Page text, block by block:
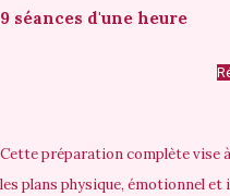
9 séances d'une heure
Cette préparation complète vise
les plans physique, émotionnel